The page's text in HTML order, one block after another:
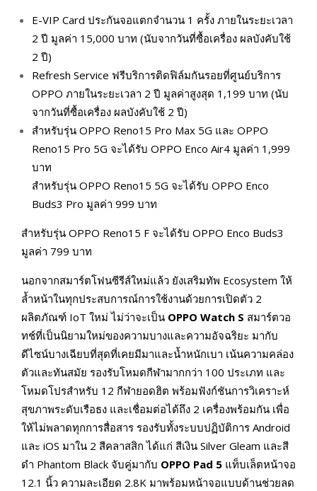
E-VIP Card ประกันจอแตกจํานวน 1 ครั้ง ภายในระยะเวลา
2 ปี มูลค่า 15,000 บาท (นับจากวันที่ซื้อเครื่อง ผลบังคับใช้
2 ปี)
Refresh Service ฟรีบริการติดฟิล์มกันรอยที่ศูนย์บริการ
OPPO ภายในระยะเวลา 2 ปี มูลค่าสูงสุด 1,199 บาท (นับ
จากวันที่ซื้อเครื่อง ผลบังคับใช้ 2 ปี)
สำหรับรุ่น OPPO Reno15 Pro Max 5G และ OPPO
Reno15 Pro 5G จะได้รับ OPPO Enco Air4 มูลค่า 1,999
บาท
สำหรับรุ่น OPPO Reno15 5G จะได้รับ OPPO Enco
Buds3 Pro มูลค่า 999 บาท
สำหรับรุ่น OPPO Reno15 F จะได้รับ OPPO Enco Buds3
มูลค่า 799 บาท
นอกจากสมาร์ตโฟนซีรีส์ใหม่แล้ว ยังเสริมทัพ Ecosystem ให้
ล้ำหน้าในทุกประสบการณ์การใช้งานด้วยการเปิดตัว 2
ผลิตภัณฑ์ IoT ใหม่ ไม่ว่าจะเป็น OPPO Watch S สมาร์ตวอ
ทช์ที่เป็นนิยามใหม่ของความบางและความอัจฉริยะ มากับ
ดีไซน์บางเฉียบที่สุดที่เคยมีมาและน้ำหนักเบา เน้นความคล่อง
ตัวและทันสมัย รองรับโหมดกีฬามากกว่า 100 ประเภท และ
โหมดโปรสำหรับ 12 กีฬายอดฮิต พร้อมฟังก์ชันการวิเคราะห์
สุขภาพระดับเรือธง และเชื่อมต่อได้ถึง 2 เครื่องพร้อมกัน เพื่อ
ให้ไม่พลาดทุกการสื่อสาร รองรับทั้งระบบปฏิบัติการ Android
และ iOS มาใน 2 สีคลาสสิก ได้แก่ สีเงิน Silver Gleam และสี
ดำ Phantom Black จับคู่มากับ OPPO Pad 5 แท็บเล็ตหน้าจอ
12.1 นิ้ว ความละเอียด 2.8K มาพร้อมหน้าจอแบบด้านช่วยลด